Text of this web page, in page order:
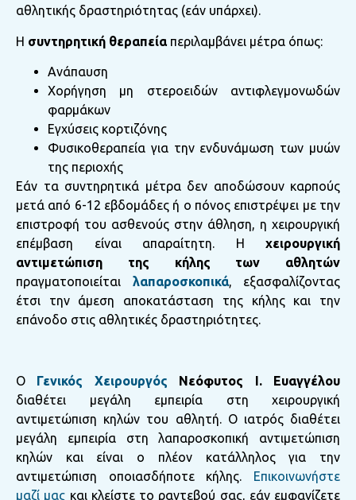
αθλητικής δραστηριότητας (εάν υπάρχει).
Η συντηρητική θεραπείαπεριλαμβάνει μέτρα όπως:
Ανάπαυση
Χορήγηση μη στεροειδών αντιφλεγμονωδών
φαρμάκων
Εγχύσεις κορτιζόνης
Φυσικοθεραπεία για την ενδυνάμωση των μυών
της περιοχής
Εάν τα συντηρητικά μέτρα δεν αποδώσουν καρπούς
μετά από 6-12 εβδομάδες ή ο πόνος επιστρέψει με την
επιστροφή του ασθενούς στην άθληση, η χειρουργική
επέμβαση είναι απαραίτητη. Η χειρουργική
αντιμετώπιση της κήλης των αθλητών
πραγματοποιείται λαπαροσκοπικά, εξασφαλίζοντας
έτσι την άμεση αποκατάσταση της κήλης και την
επάνοδο στις αθλητικές δραστηριότητες.
Ο Γενικός Χειρουργός Νεόφυτος Ι. Ευαγγέλου
διαθέτει μεγάλη εμπειρία στη χειρουργική
αντιμετώπιση κηλών του αθλητή. Ο ιατρός διαθέτει
μεγάλη εμπειρία στη λαπαροσκοπική αντιμετώπιση
κηλών και είναι ο πλέον κατάλληλος για την
αντιμετώπιση οποιασδήποτε κήλης. Επικοινωνήστε
μαζί μας και κλείστε το ραντεβού σας, εάν εμφανίζετε